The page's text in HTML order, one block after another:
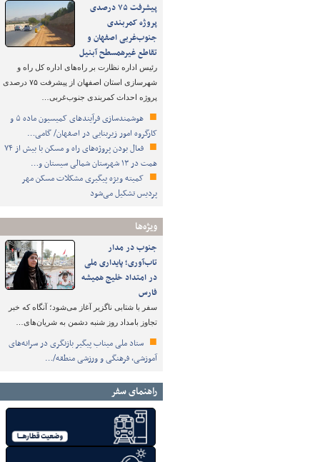
پیشرفت ۷۵ درصدی
پروژه کمربندی
جنوب‌غربی اصفهان و
تقاطع غیرهمسطح آبنیل
رئیس اداره نظارت بر راه‌های اداره کل راه و
شهرسازی استان اصفهان از پیشرفت ۷۵ درصدی
پروژه احداث کمربندی جنوب‌غربی…
هوشمندسازی فرآیندهای کمیسیون ماده ۵ و
کارگروه امور زیربنایی در اصفهان/ گامی…
فعال بودن پروژه‌های راه و مسکن با بیش از ۷۴
همت در ۱۳ شهرستان شمالی سیستان و…
کمیته ویژه پیگیری مشکلات مسکن مهر
پردیس تشکیل می‌شود
ویژه‌ها
جنوب در مدار
تاب‌آوری؛ پایداری ملی
در امتداد خلیج همیشه
فارس
سفر با شتابی ناگزیر آغاز می‌شود؛ آنگاه که خبر
تجاوز بامداد روز شنبه دشمن به شریان‌های…
ستاد ملی میناب پیگیر بازنگری در سرانه‌های
آموزشی، فرهنگی و ورزشی منطقه/…
راهنمای سفر